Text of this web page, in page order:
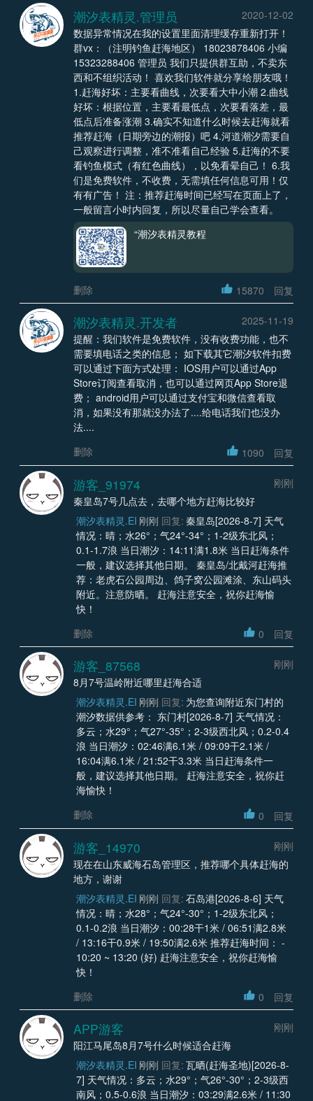
潮汐表精灵.管理员
2020-12-02
数据异常情况在我的设置里面清理缓存重新打开！
群vx：（注明钓鱼赶海地区） 18023878406 小编
15323288406 管理员 我们只提供群互助，不卖东
西和不组织活动！ 喜欢我们软件就分享给朋友哦！
1.赶海好坏：主要看曲线，次要看大中小潮 2.曲线
好坏：根据位置，主要看最低点，次要看落差，最
低点后准备涨潮 3.确实不知道什么时候去赶海就看
推荐赶海（日期旁边的潮报）吧 4.河道潮汐需要自
己观察进行调整，准不准看自己经验 5.赶海的不要
看钓鱼模式（有红色曲线），以免看晕自己！ 6.我
们是免费软件，不收费，无需填任何信息可用！仅
有有广告！ 注：推荐赶海时间已经写在页面上了，
一般留言小时内回复，所以尽量自己学会查看。
“潮汐表精灵教程
删除 15870 回复
潮汐表精灵.开发者
2025-11-19
提醒：我们软件是免费软件，没有收费功能，也不
需要填电话之类的信息； 如下载其它潮汐软件扣费
可以通过下面方式处理： IOS用户可以通过App
Store订阅查看取消，也可以通过网页App Store退
费； android用户可以通过支付宝和微信查看取
消，如果没有那就没办法了....给电话我们也没办
法....
删除
1090 回复
游客_91974
刚刚
秦皇岛7号几点去，去哪个地方赶海比较好
潮汐表精灵.EI 刚刚 回复: 秦皇岛[2026-8-7] 天气
情况：晴；水26°；气24°-34°；1-2级东北风；
0.1-1.7浪 当日潮汐：14:11满1.8米 当日赶海条件
一般，建议选择其他日期。 秦皇岛/北戴河赶海推
荐：老虎石公园周边、鸽子窝公园滩涂、东山码头
附近。注意防晒。 赶海注意安全，祝你赶海愉
快！
删除
0 回复
游客_87568
刚刚
8月7号温岭附近哪里赶海合适
潮汐表精灵.EI 刚刚 回复: 为您查询附近东门村的
潮汐数据供参考： 东门村[2026-8-7] 天气情况：
多云；水29°；气27°-35°；2-3级西北风；0.2-0.4
浪 当日潮汐：02:46满6.1米 / 09:09干2.1米 /
16:04满6.1米 / 21:52干3.3米 当日赶海条件一
般，建议选择其他日期。 赶海注意安全，祝你赶
海愉快！
删除
0 回复
游客_14970
刚刚
现在在山东威海石岛管理区，推荐哪个具体赶海的
地方，谢谢
潮汐表精灵.EI 刚刚 回复: 石岛港[2026-8-6] 天气
情况：晴；水28°；气24°-30°；1-2级东北风；
0.1-0.2浪 当日潮汐：00:28干1米 / 06:51满2.8米
/ 13:16干0.9米 / 19:50满2.6米 推荐赶海时间： -
10:20 ~ 13:20 (好) 赶海注意安全，祝你赶海愉
快！
删除
0 回复
APP游客
刚刚
阳江马尾岛8月7号什么时候适合赶海
潮汐表精灵.EI 刚刚 回复: 瓦晒(赶海圣地)[2026-8-
7] 天气情况：多云；水29°；气26°-30°；2-3级西
南风；0.5-0.6浪 当日潮汐：03:29满2.6米 / 11:30